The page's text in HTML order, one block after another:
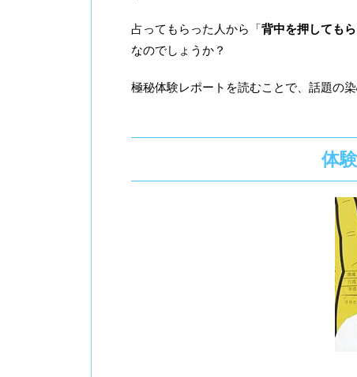
占ってもらった人から「背中を押しても
なのでしょうか？
極秘体験レポートを読むことで、話題の
体